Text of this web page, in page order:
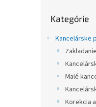
kategórie
Kategórie
Kancelárske
Malé
Korekcia